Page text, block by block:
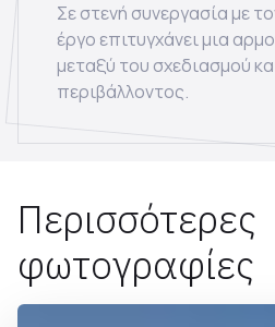
Σε στενή συνεργασία με
έργο επιτυγχάνει μια
μεταξύ του σχεδιασμού
περιβάλλοντος.
Περισσότερες
φωτογραφίες